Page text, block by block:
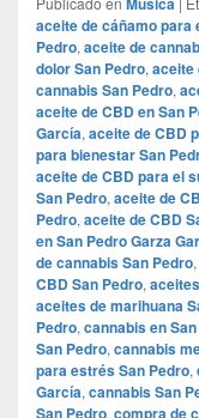
aceite de cáñamo para
Pedro, aceite de
dolor San Pedro, aceite
cannabis San Pedro,
aceite de CBD en San
García, aceite de CBD
para bienestar San
aceite de CBD para el
San Pedro, aceite de
Pedro, aceite de CBD
en San Pedro Garza
de cannabis San Pedro,
CBD San Pedro,
aceites de marihuana
Pedro, cannabis en
San Pedro, cannabis
para estrés San Pedro,
García, cannabis San
San Pedro, compra de